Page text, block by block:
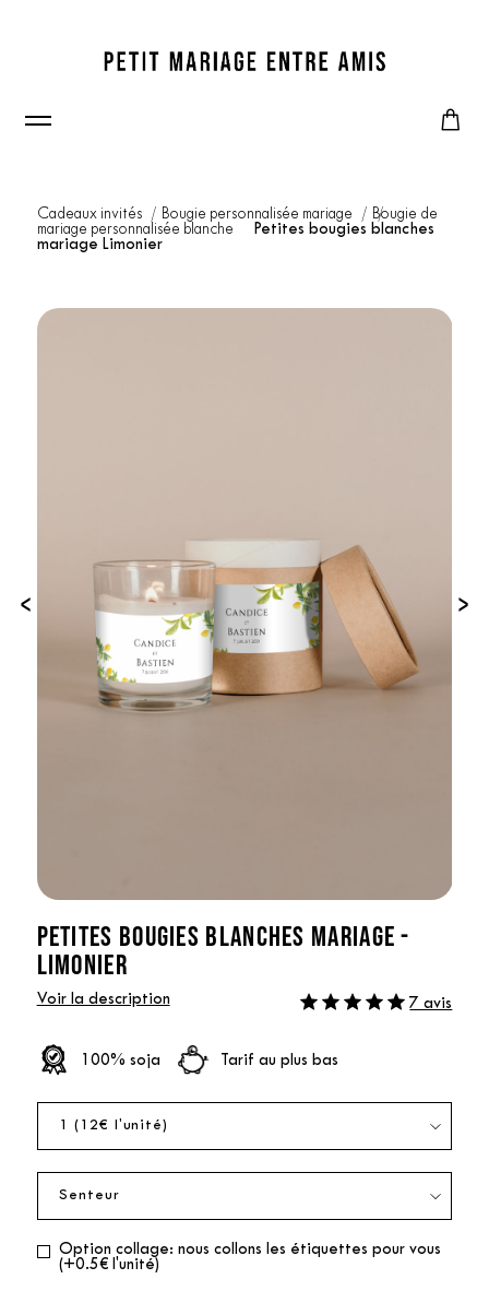
Cadeaux invités Bougie personnalisée mariage
Bougie de
mariage personnalisée blanche
Petites bougies blanches
mariage Limonier
‹ ›
PETITES BOUGIES BLANCHES MARIAGE -
LIMONIER
Voir la description 7 avis
100% soja Tarif au plus bas
Option collage: nous collons les étiquettes pour vous
(+0.5€ l'unité)